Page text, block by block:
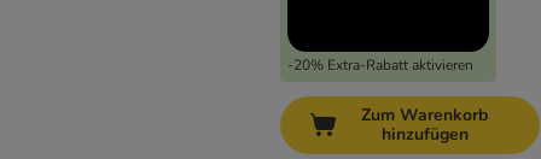
-20% Extra-Rabatt aktivieren
Zum Warenkorb
hinzufügen